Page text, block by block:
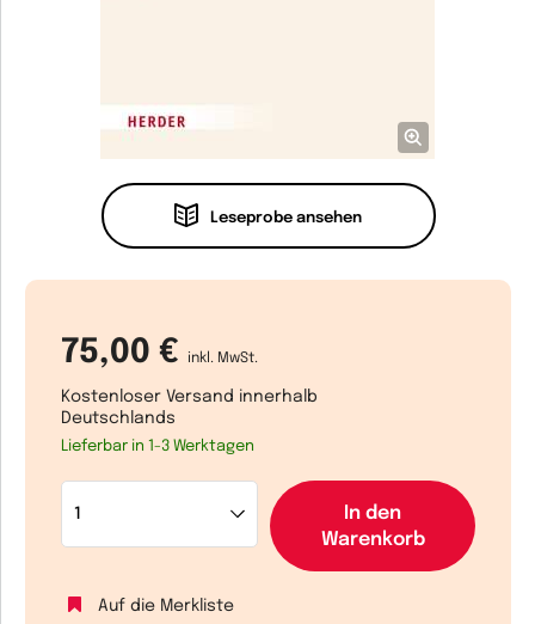
Leseprobe ansehen
75,00 € inkl. MwSt.
Kostenloser Versand innerhalb
Deutschlands
Lieferbar in 1-3 Werktagen
In den
Warenkorb
Auf die Merkliste